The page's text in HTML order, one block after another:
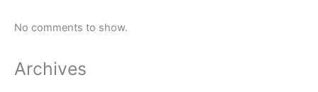
No comments to show.
Archives